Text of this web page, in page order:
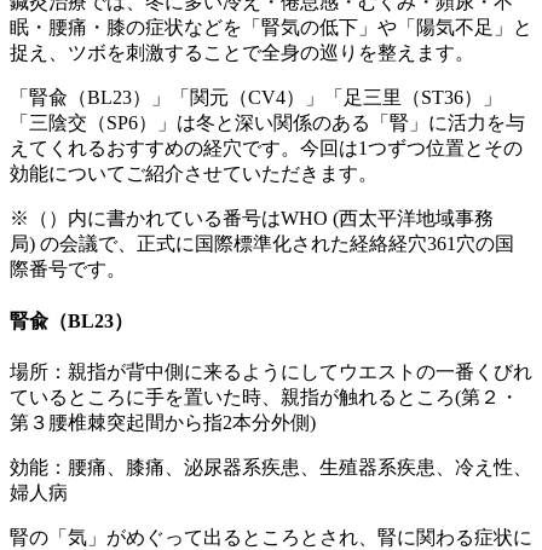
眠・腰痛・膝の症状などを「腎気の低下」や「陽気不足」と
捉え、ツボを刺激することで全身の巡りを整えます。
「腎兪（BL23）」「関元（CV4）」「足三里（ST36）」
「三陰交（SP6）」は冬と深い関係のある「腎」に活力を与
えてくれるおすすめの経穴です。今回は1つずつ位置とその
効能についてご紹介させていただきます。
※（）内に書かれている番号はWHO (西太平洋地域事務
局) の会議で、正式に国際標準化された経絡経穴361穴の国
際番号です。
腎兪（BL23）
場所：親指が背中側に来るようにしてウエストの一番くびれ
ているところに手を置いた時、親指が触れるところ(第２・
第３腰椎棘突起間から指2本分外側)
効能：腰痛、膝痛、泌尿器系疾患、生殖器系疾患、冷え性、
婦人病
腎の「気」がめぐって出るところとされ、腎に関わる症状に